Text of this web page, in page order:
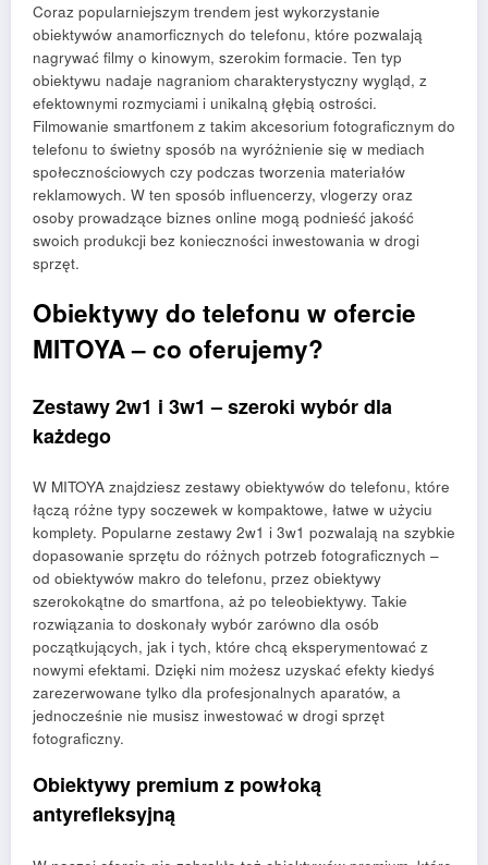
Coraz popularniejszym trendem jest wykorzystanie
obiektywów anamorficznych do telefonu, które pozwalają
nagrywać filmy o kinowym, szerokim formacie. Ten typ
obiektywu nadaje nagraniom charakterystyczny wygląd, z
efektownymi rozmyciami i unikalną głębią ostrości.
Filmowanie smartfonem z takim akcesorium fotograficznym do
telefonu to świetny sposób na wyróżnienie się w mediach
społecznościowych czy podczas tworzenia materiałów
reklamowych. W ten sposób influencerzy, vlogerzy oraz
osoby prowadzące biznes online mogą podnieść jakość
swoich produkcji bez konieczności inwestowania w drogi
sprzęt.
Obiektywy do telefonu w ofercie
MITOYA – co oferujemy?
Zestawy 2w1 i 3w1 – szeroki wybór dla
każdego
W MITOYA znajdziesz zestawy obiektywów do telefonu, które
łączą różne typy soczewek w kompaktowe, łatwe w użyciu
komplety. Popularne zestawy 2w1 i 3w1 pozwalają na szybkie
dopasowanie sprzętu do różnych potrzeb fotograficznych –
od obiektywów makro do telefonu, przez obiektywy
szerokokątne do smartfona, aż po teleobiektywy. Takie
rozwiązania to doskonały wybór zarówno dla osób
początkujących, jak i tych, które chcą eksperymentować z
nowymi efektami. Dzięki nim możesz uzyskać efekty kiedyś
zarezerwowane tylko dla profesjonalnych aparatów, a
jednocześnie nie musisz inwestować w drogi sprzęt
fotograficzny.
Obiektywy premium z powłoką
antyrefleksyjną